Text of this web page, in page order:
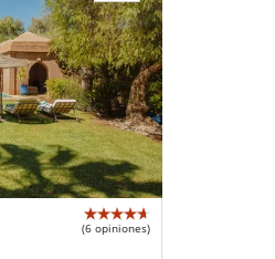
(6 opiniones)